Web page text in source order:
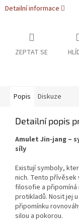
Detailní informace
ZEPTAT SE
Popis Diskuze
Detailní popis
Amulet Jin-jang –
síly
Existují symboly,
nich. Tento
filosofie a připomíná
protikladů. Nosit jej
připomínku
silou a pokorou.